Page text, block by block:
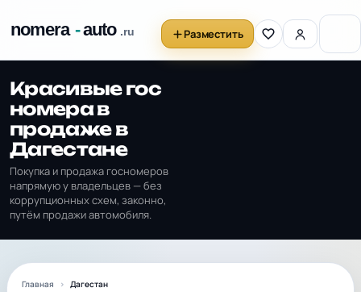
Разместить
Красивые гос
номера в
продаже в
Дагестане
Покупка и продажа госномеров
напрямую у владельцев — без
коррупционных схем, законно,
путём продажи автомобиля.
Главная Дагестан